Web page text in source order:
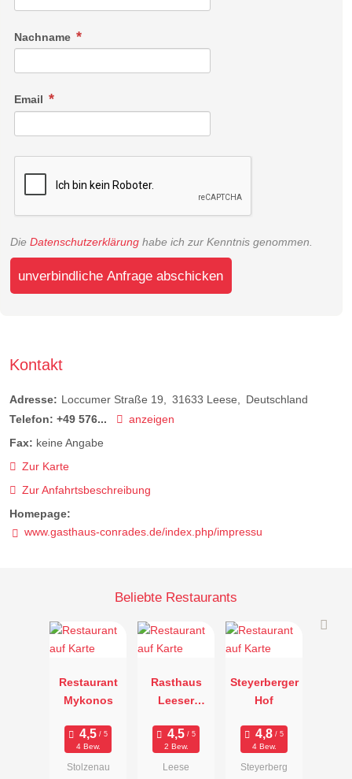
Nachname
Email
Die Datenschutzerklärung habe ich zur Kenntnis genommen.
unverbindliche Anfrage abschicken
Kontakt
Adresse: Loccumer Straße 19 31633 Leese
Deutschland
Telefon: +49 576...
anzeigen
Fax: keine Angabe
Zur Karte
Zur Anfahrtsbeschreibung
Homepage:
www.gasthaus-conrades.de/index.php/impressu
Beliebte Restaurants
Restaurant
Mykonos
4 Bew.
Stolzenau
Rasthaus
Leeser
2 Bew.
Leese
Steyerberger
Hof
4 Bew.
Steyerberg